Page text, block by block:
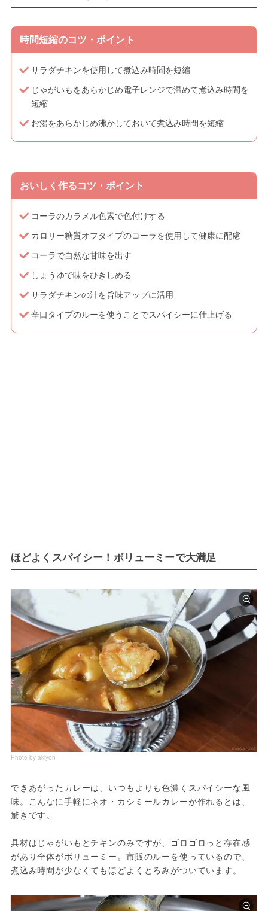
時間短縮のコツ・ポイント
サラダチキンを使用して煮込み時間を短縮
じゃがいもをあらかじめ電子レンジで温めて煮込み時間を
短縮
お湯をあらかじめ沸かしておいて煮込み時間を短縮
おいしく作るコツ・ポイント
コーラのカラメル色素で色付けする
カロリー糖質オフタイプのコーラを使用して健康に配慮
コーラで自然な甘味を出す
しょうゆで味をひきしめる
サラダチキンの汁を旨味アップに活用
辛口タイプのルーを使うことでスパイシーに仕上げる
ほどよくスパイシー！ボリューミーで大満足
Photo by akiyon
できあがったカレーは、いつもよりも色濃くスパイシーな風
味。こんなに手軽にネオ・カシミールカレーが作れるとは、
驚きです。
具材はじゃがいもとチキンのみですが、ゴロゴロっと存在感
があり全体がボリューミー。市販のルーを使っているので、
煮込み時間が少なくてもほどよくとろみがついています。